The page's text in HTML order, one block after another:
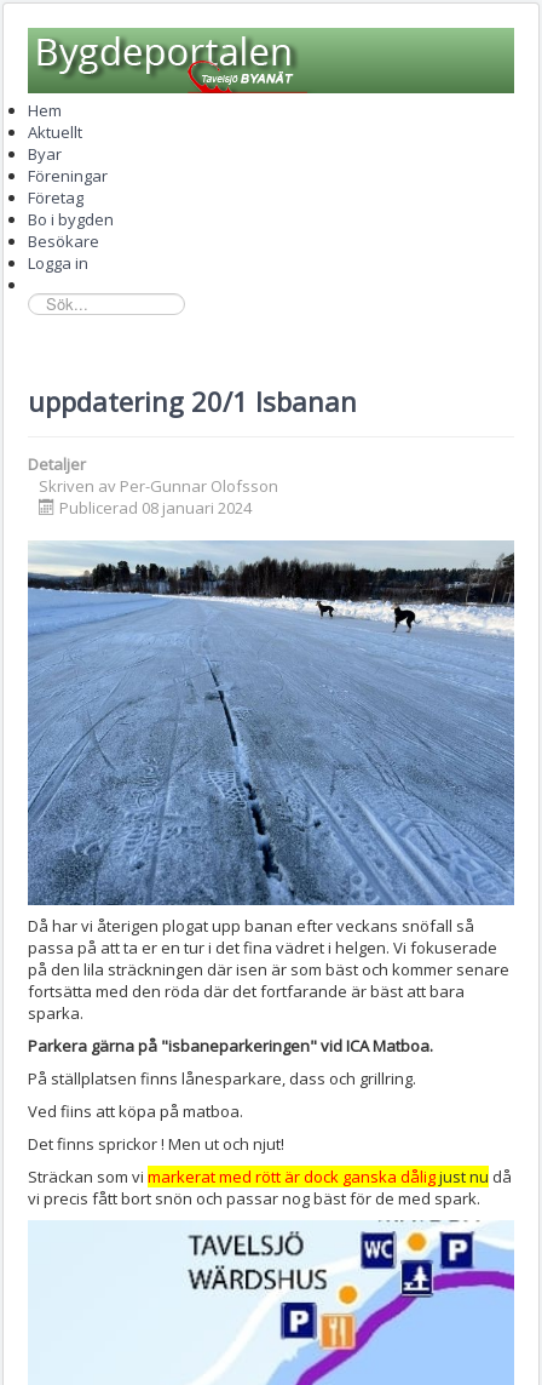
Hem
Aktuellt
Byar
Föreningar
Företag
Bo i bygden
Besökare
Logga in
sök...
uppdatering 20/1 Isbanan
Detaljer
Skriven av Per-Gunnar Olofsson
Publicerad 08 januari 2024
Då har vi återigen plogat upp banan efter veckans snöfall så
passa på att ta er en tur i det fina vädret i helgen. Vi fokuserade
på den lila sträckningen där isen är som bäst och kommer senare
fortsätta med den röda där det fortfarande är bäst att bara
sparka.
Parkera gärna på "isbaneparkeringen" vid ICA Matboa.
På ställplatsen finns lånesparkare, dass och grillring.
Ved fiins att köpa på matboa.
Det finns sprickor ! Men ut och njut!
Sträckan som vi markerat med rött är dock ganska dåligjust nu då
vi precis fått bort snön och passar nog bäst för de med spark.